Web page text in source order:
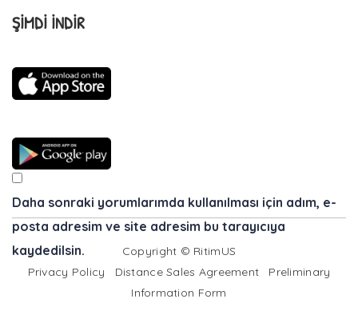
Daha sonraki yorumlarımda kullanılması için adım, e-
posta adresim ve site adresim bu tarayıcıya
kaydedilsin.
ŞİMDİ İNDİR
Copyright © RitimUS
Privacy Policy
Distance Sales Agreement
Preliminary
Information Form